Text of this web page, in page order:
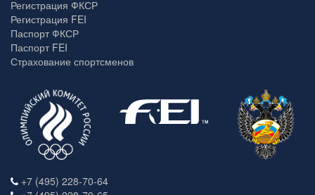
Регистрация ФКСР
Регистрация FEI
Паспорт ФКСР
Паспорт FEI
Страхование спортсменов
+7 (495) 228-70-64